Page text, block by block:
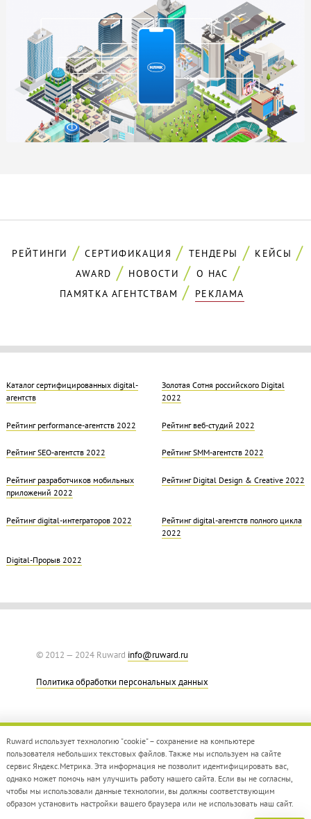
РЕЙТИНГИ СЕРТИФИКАЦИЯ ТЕНДЕРЫ
КЕЙСЫ
AWARD
НОВОСТИ
О НАС
ПАМЯТКА АГЕНТСТВАМ
РЕКЛАМА
Каталог сертифицированных digital-
агентств
Золотая Cотня российского Digital
2022
Рейтинг performance-агентств 2022 Рейтинг веб-студий 2022
Рейтинг SEO-агентств 2022 Рейтинг SMM-агентств 2022
Рейтинг разработчиков мобильных
приложений 2022
Рейтинг Digital Design & Creative 2022
Рейтинг digital-интеграторов 2022
Рейтинг digital-агентств полного цикла
2022
Digital-Прорыв 2022
© 2012 — 2024 Ruward info@ruward.ru
Политика обработки персональных данных
Дизайн –Red Collar
Создание сайта –Integrate
Ruward использует технологию "cookie" – сохранение на компьютере
пользователя небольших текстовых файлов. Также мы используем на сайте
сервис Яндекс.Метрика. Эта информация не позволит идентифицировать вас,
однако может помочь нам улучшить работу нашего сайта. Если вы не согласны,
чтобы мы использовали данные технологии, вы должны соответствующим
образом установить настройки вашего браузера или не использовать наш сайт.